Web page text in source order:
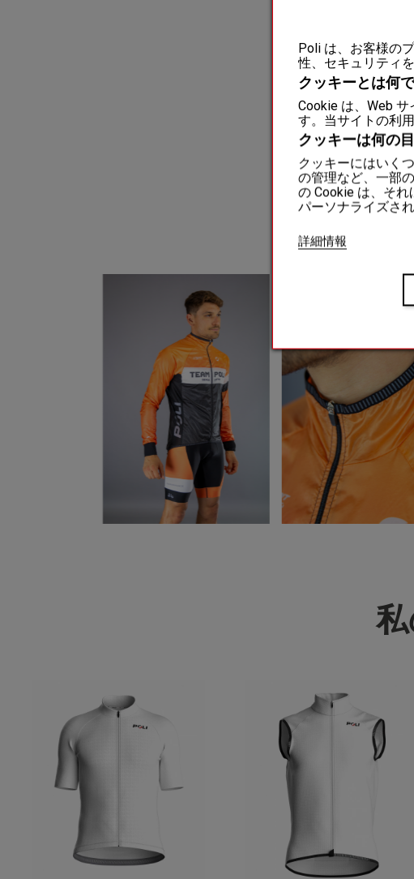
私たちの
Poli は、お客様の
性、セキュリティ
クッキーとは何
Cookie は、Web
す。当サイトの利
クッキーは何の
クッキーにはいく
の管理など、一部
の Cookie は、それ
パーソナライズさ
詳細情報